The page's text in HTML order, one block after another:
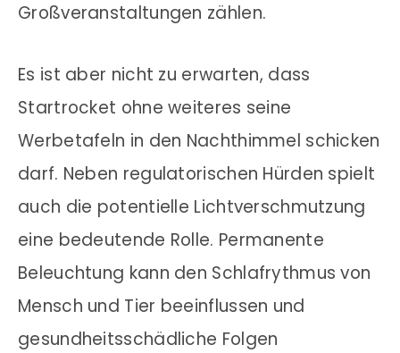
Großveranstaltungen zählen.
Es ist aber nicht zu erwarten, dass
Startrocket ohne weiteres seine
Werbetafeln in den Nachthimmel schicken
darf. Neben regulatorischen Hürden spielt
auch die potentielle Lichtverschmutzung
eine bedeutende Rolle. Permanente
Beleuchtung kann den Schlafrythmus von
Mensch und Tier beeinflussen und
gesundheitsschädliche Folgen